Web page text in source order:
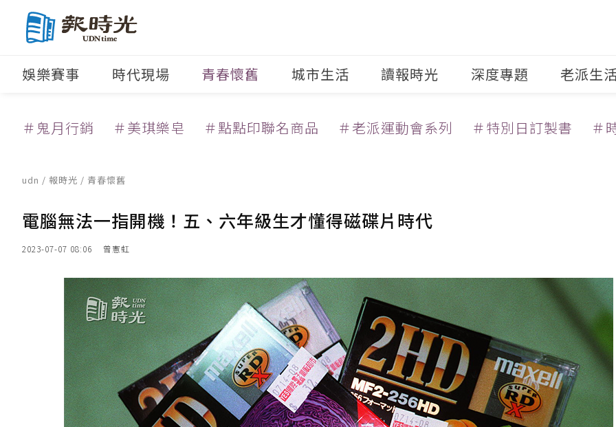
娛樂賽事 時代現場 青春懷舊 城市生活 讀報時光 深度專題 老派生
＃鬼月行銷 ＃美琪樂皂 ＃點點印聯名商品 ＃老派運動會系列 ＃特別日訂製書 ＃
udn / 報時光 / 青春懷舊
電腦無法一指開機！五、六年級生才懂得磁碟片時代
2023-07-07 08:06 曾憲虹